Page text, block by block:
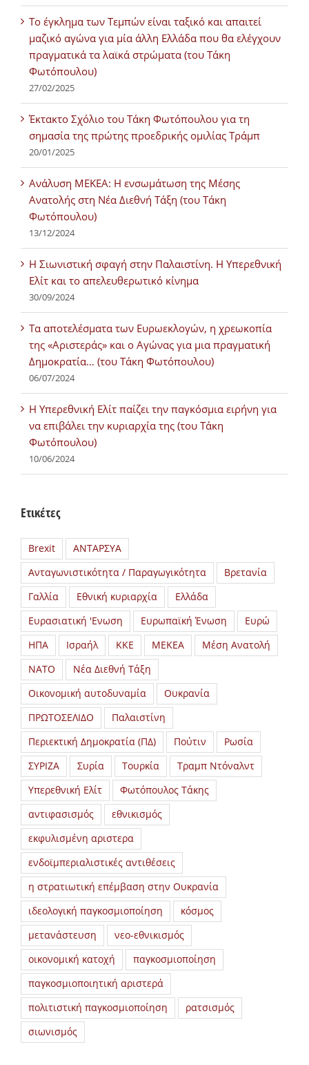
Tο έγκλημα των Τεμπών είναι ταξικό και απαιτεί
μαζικό αγώνα για μία άλλη Ελλάδα που θα ελέγχουν
πραγματικά τα λαϊκά στρώματα (του Τάκη
Φωτόπουλου)
27/02/2025
Έκτακτο Σχόλιο του Τάκη Φωτόπουλου για τη
σημασία της πρώτης προεδρικής ομιλίας Τράμπ
20/01/2025
Ανάλυση ΜΕΚΕΑ: Η ενσωμάτωση της Μέσης
Ανατολής στη Νέα Διεθνή Τάξη (του Τάκη
Φωτόπουλου)
13/12/2024
Η Σιωνιστική σφαγή στην Παλαιστίνη. Η Υπερεθνική
Ελίτ και το απελευθερωτικό κίνημα
30/09/2024
Τα αποτελέσματα των Ευρωεκλογών, η χρεωκοπία
της «Αριστεράς» και ο Αγώνας για μια πραγματική
Δημοκρατία… (του Τάκη Φωτόπουλου)
06/07/2024
H Υπερεθνική Ελίτ παίζει την παγκόσμια ειρήνη για
να επιβάλει την κυριαρχία της (του Τάκη
Φωτόπουλου)
10/06/2024
Ετικέτες
Brexit
ΑΝΤΑΡΣΥΑ
Ανταγωνιστικότητα / Παραγωγικότητα
Βρετανία
Γαλλία
Εθνική κυριαρχία
Ελλάδα
Ευρασιατική 'Ενωση
Ευρωπαϊκή Ένωση
Ευρώ
ΗΠΑ
Ισραήλ ΚΚΕ ΜΕΚΕΑ
Μέση Ανατολή
ΝΑΤΟ
Νέα Διεθνή Τάξη
Οικονομική αυτοδυναμία
Ουκρανία
ΠΡΩΤΟΣΕΛΙΔΟ
Παλαιστίνη
Περιεκτική Δημοκρατία (ΠΔ)
Πούτιν
Ρωσία
ΣΥΡΙΖΑ
Συρία Τουρκία
Τραμπ Ντόναλντ
Υπερεθνική Ελίτ
Φωτόπουλος Τάκης
αντιφασισμός
εθνικισμός
εκφυλισμένη αριστερα
ενδοϊμπεριαλιστικές αντιθέσεις
η στρατιωτική επέμβαση στην Ουκρανία
ιδεολογική παγκοσμιοποίηση
κόσμος
μετανάστευση
νεο-εθνικισμός
οικονομική κατοχή
παγκοσμιοποίηση
παγκοσμιοποιητική αριστερά
πολιτιστική παγκοσμιοποίηση
ρατσισμός
σιωνισμός